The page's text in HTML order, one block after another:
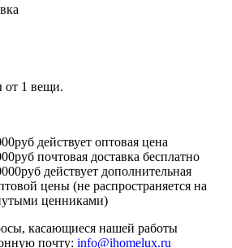
от 1 вещи.
действует оптовая цена
почтовая доставка бесплатно
действует дополнительная
цены (не распространяется на
ценниками)
касающиеся нашей работы
почту: info@ihomelux.ru